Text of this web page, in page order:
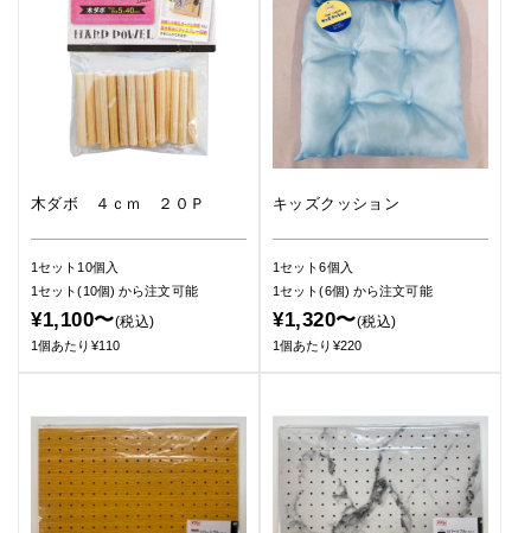
木ダボ ４ｃｍ ２０Ｐ
1セット10個入
1セット(10個)から注文可能
¥1,100〜(税込)
1個あたり¥110
キッズクッション
1セット6個入
1セット(6個) から注文可能
¥1,320〜(税込)
1個あたり¥220